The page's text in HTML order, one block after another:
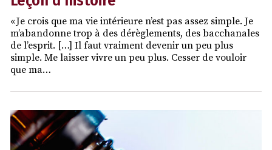
« Je crois que ma vie intérieure n’est pas assez simple. Je
m’abandonne trop à des dérèglements, des bacchanales
de l’esprit. […] Il faut vraiment devenir un peu plus
simple. Me laisser vivre un peu plus. Cesser de vouloir
que ma…